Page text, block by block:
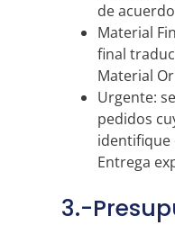
de
Material
final
Material
Urgente:
pedidos
identifique
Entrega
3.-